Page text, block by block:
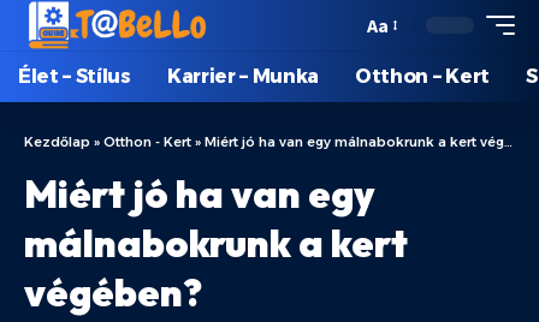
Aa
Élet – Stílus Karrier – Munka Otthon – Kert
Kezdőlap » Otthon - Kert » Miért jó ha van egy málnabokrunk a kert végében?
Miért jó ha van egy
málnabokrunk a kert
végében?